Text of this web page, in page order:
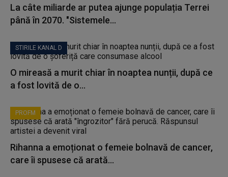
La câte miliarde ar putea ajunge populația Terrei
până în 2070. "Sistemele...
STIRILE KANAL D
O mireasă a murit chiar în noaptea nunții, după ce
a fost lovită de o...
PROFM
Rihanna a emoționat o femeie bolnavă de cancer,
care îi spusese că arată...